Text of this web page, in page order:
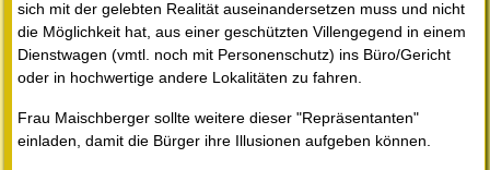
sich mit der gelebten Realität auseinandersetzen muss und nicht
die Möglichkeit hat, aus einer geschützten Villengegend in einem
Dienstwagen (vmtl. noch mit Personenschutz) ins Büro/Gericht
oder in hochwertige andere Lokalitäten zu fahren.
Frau Maischberger sollte weitere dieser "Repräsentanten"
einladen, damit die Bürger ihre Illusionen aufgeben können.